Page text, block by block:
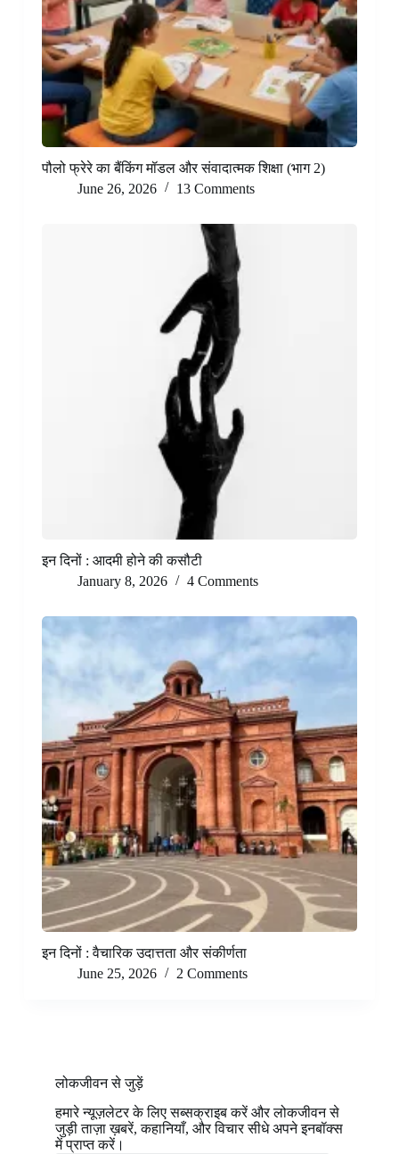
पौलो फ्रेरे का बैंकिंग मॉडल और संवादात्मक शिक्षा (भाग 2)
June 26, 2026
13 Comments
इन दिनों : आदमी होने की कसौटी
January 8, 2026
4 Comments
इन दिनों : वैचारिक उदात्तता और संकीर्णता
June 25, 2026
2 Comments
लोकजीवन से जुड़ें
हमारे न्यूज़लेटर के लिए सब्सक्राइब करें और लोकजीवन से
जुड़ी ताज़ा ख़बरें, कहानियाँ, और विचार सीधे अपने इनबॉक्स
में प्राप्त करें।